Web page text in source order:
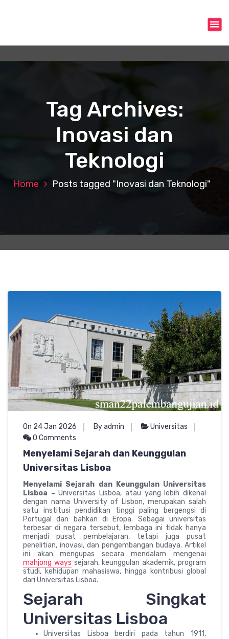
o
Tag Archives:
Inovasi dan
Teknologi
Home Posts tagged "Inovasi dan Teknologi"
On 24 Jan 2026 By admin
Universitas
0 Comments
Menyelami Sejarah dan Keunggulan
Universitas Lisboa
Menyelami Sejarah dan Keunggulan Universitas
Lisboa –Universitas Lisboa, atau yang lebih dikenal
dengan nama University of Lisbon, merupakan salah
satu institusi pendidikan tinggi paling bergengsi di
Portugal dan bahkan di Eropa. Sebagai universitas
terbesar di negara tersebut, lembaga ini tidak hanya
menjadi pusat pembelajaran, tetapi juga pusat
penelitian, inovasi, dan pengembangan budaya. Artikel
ini akan mengupas secara mendalam mengenai
mahjong ways sejarah, keunggulan akademik, program
studi, kehidupan mahasiswa, hingga kontribusi global
dari Universitas Lisboa.
Sejarah Singkat
Universitas Lisboa
Universitas Lisboa berdiri pada tahun 1911,